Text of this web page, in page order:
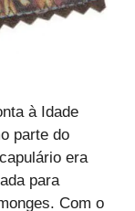
à Idade
parte do
era
para
Com o